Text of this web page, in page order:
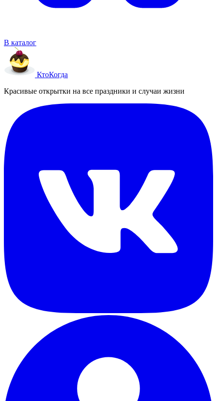
В каталог
КтоКогда
Красивые открытки на все праздники и случаи жизни